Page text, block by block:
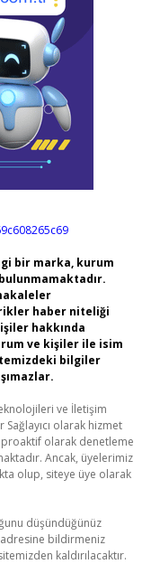
bir marka, kurum
haber niteliği
hakkında
ve kişiler ile isim
bilgiler
ve İletişim
Sağlayıcı olarak hizmet
olarak denetleme
Ancak, üyelerimiz
olup, siteye üye olarak
düşündüğünüz
adresine bildirmeniz
kaldırılacaktır.